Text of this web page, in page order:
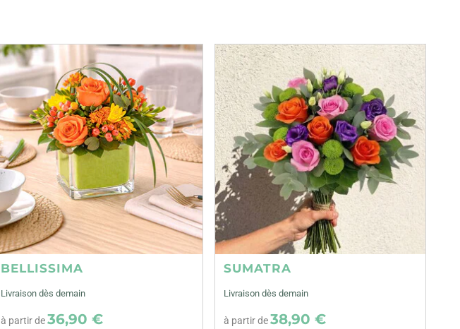
BELLISSIMA
Livraison dès demain
à partir de36,90 €
SUMATRA
Livraison dès demain
à partir de38,90 €